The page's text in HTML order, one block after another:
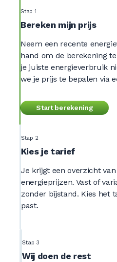
Stap 1
Bereken mijn prijs
Neem een recente
hand om de berekening
je juiste energieverbruik
we je prijs te bepalen via
Start berekening
Stap 2
Kies je tarief
Je krijgt een overzicht
energieprijzen. Vast of
zonder bijstand. Kies het
past.
Stap 3
Wij doen de rest